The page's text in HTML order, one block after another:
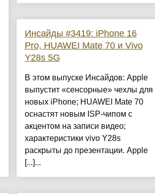
Инсайды #3419: iPhone 16
Pro, HUAWEI Mate 70 и Vivo
Y28s 5G
В этом выпуске Инсайдов: Apple
выпустит «сенсорные» чехлы для
новых iPhone; HUAWEI Mate 70
оснастят новым ISP-чипом с
акцентом на записи видео;
характеристики vivo Y28s
раскрыты до презентации. Apple
[...]...